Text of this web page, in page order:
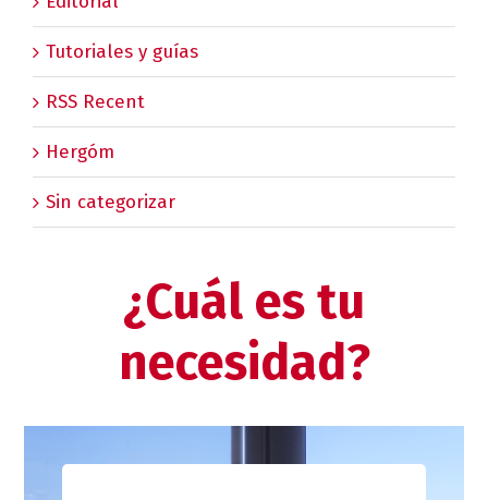
Tutoriales y guías
RSS Recent
Hergóm
Sin categorizar
¿Cuál es tu
necesidad?